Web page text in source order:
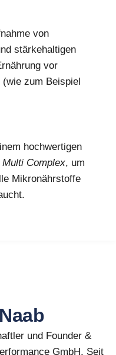
von
stärkehaltigen
vor
zum Beispiel
hochwertigen
Multi Complex, um
Mikronährstoffe
und Founder &
GmbH. Seit